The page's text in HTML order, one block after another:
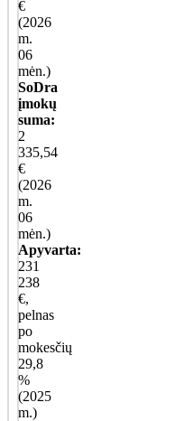
€
(2026
m.
06
mėn.)
SoDra
įmokų
suma:
2
335,54
€
(2026
m.
06
mėn.)
Apyvarta:
231
238
€,
pelnas
po
mokesčių
29,8
%
(2025
m.)